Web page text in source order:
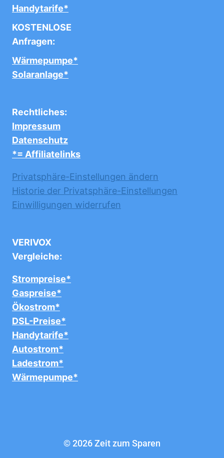
Handytarife*
KOSTENLOSE
Anfragen:
Wärmepumpe*
Solaranlage*
Rechtliches:
Impressum
Datenschutz
*= Affiliatelinks
Privatsphäre-Einstellungen ändern
Historie der Privatsphäre-Einstellungen
Einwilligungen widerrufen
VERIVOX
Vergleiche:
Strompreise*
Gaspreise*
Ökostrom*
DSL-Preise*
Handytarife*
Autostrom*
Ladestrom*
Wärmepumpe*
© 2026 Zeit zum Sparen